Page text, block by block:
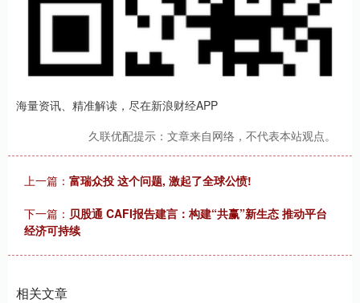
海量资讯、精准解读，尽在新浪财经APP
久联优配提示：文章来自网络，不代表本站观点。
上一篇： 富瑞众投 这个问题, 激起了全球公愤!
下一篇： 贝股通 CAFI报告建言：构建“共赢”新生态 推动平台
经济可持续
相关文章